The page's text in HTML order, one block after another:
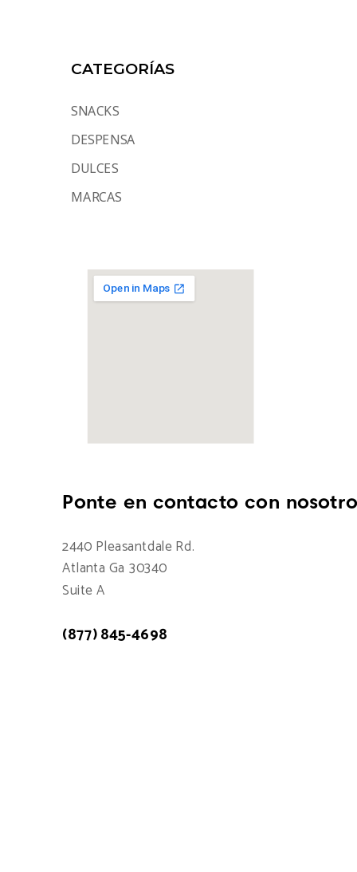
CATEGORÍAS
SNACKS
DESPENSA
DULCES
MARCAS
Ponte en contacto con
2440 Pleasantdale Rd.
Atlanta Ga 30340
Suite A
(877) 845-4698